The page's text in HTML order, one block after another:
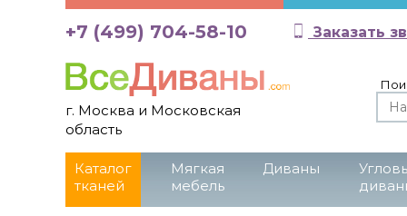
+7 (499) 704-58-10 Заказать
г. Москва и Московская
область
Каталог
тканей
Мягкая
мебель
Диваны